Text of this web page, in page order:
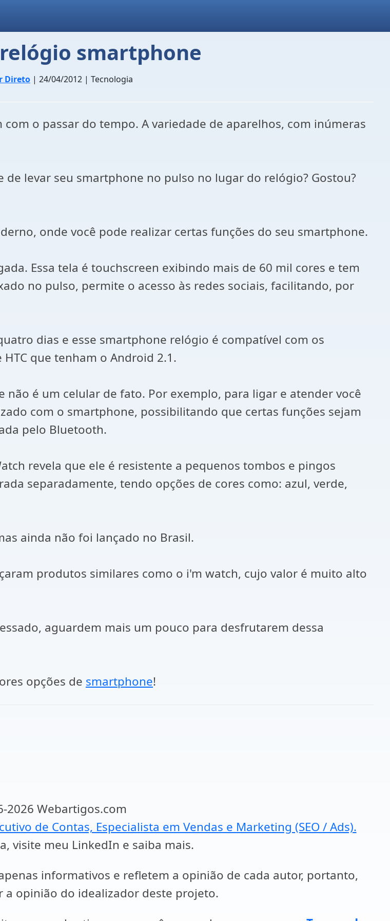
smartphone
Direto | 24/04/2012 | Tecnologia
o passar do tempo. A variedade de aparelhos, com inúmeras
levar seu smartphone no pulso no lugar do relógio? Gostou?
onde você pode realizar certas funções do seu smartphone.
Essa tela é touchscreen exibindo mais de 60 mil cores e tem
no pulso, permite o acesso às redes sociais, facilitando, por
dias e esse smartphone relógio é compatível com os
que tenham o Android 2.1.
é um celular de fato. Por exemplo, para ligar e atender você
com o smartphone, possibilitando que certas funções sejam
pelo Bluetooth.
revela que ele é resistente a pequenos tombos e pingos
separadamente, tendo opções de cores como: azul, verde,
ainda não foi lançado no Brasil.
produtos similares como o i'm watch, cujo valor é muito alto
aguardem mais um pouco para desfrutarem dessa
opções de smartphone!
2026 Webartigos.com
de Contas, Especialista em Vendas e Marketing (SEO / Ads).
visite meu LinkedIn e saiba mais.
informativos e refletem a opinião de cada autor, portanto,
a opinião do idealizador deste projeto.